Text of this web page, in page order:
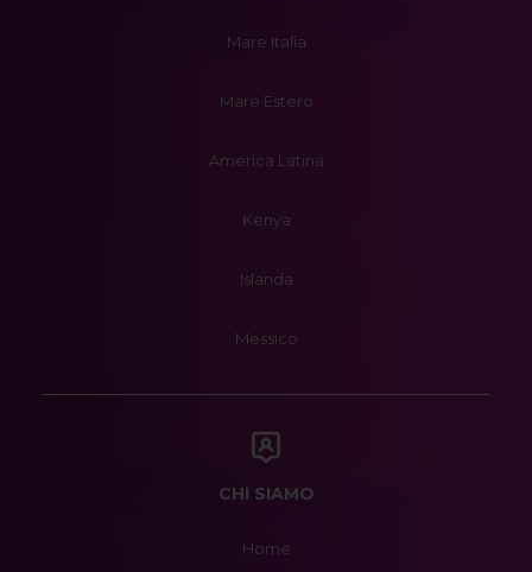
Mare Italia
Mare Estero
America Latina
Kenya
Islanda
Messico
CHI SIAMO
Home